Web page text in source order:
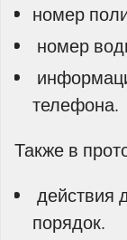
номер
номер
телефона.
Также в
действия
порядок.